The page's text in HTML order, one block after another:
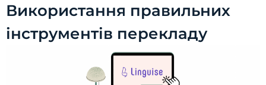
Використання правильних
інструментів перекладу